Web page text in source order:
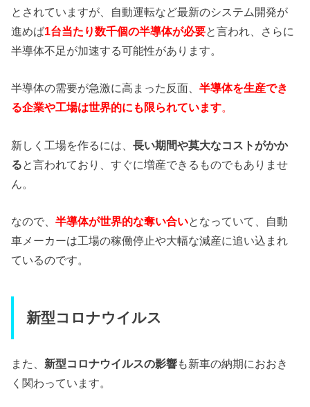
とされていますが、自動運転など最新のシステム開発が
進めば1台当たり数千個の半導体が必要と言われ、さらに
半導体不足が加速する可能性があります。
半導体の需要が急激に高まった反面、半導体を生産でき
る企業や工場は世界的にも限られています。
新しく工場を作るには、長い期間や莫大なコストがかか
ると言われており、すぐに増産できるものでもありませ
ん。
なので、半導体が世界的な奪い合いとなっていて、自動
車メーカーは工場の稼働停止や大幅な減産に追い込まれ
ているのです。
新型コロナウイルス
また、 新型コロナウイルスの影響も新車の納期におおき
く関わっています。